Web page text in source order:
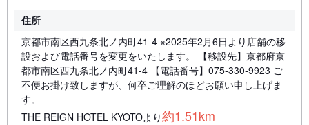
住所
京都市南区西九条北ノ内町41-4 ※2025年2月6日より店舗の移
設および電話番号を変更をいたします。 【移設先】京都府京
都市南区西九条北ノ内町41-4 【電話番号】075-330-9923 ご
不便お掛け致しますが、何卒ご理解のほどお願い申し上げま
す。
THE REIGN HOTEL KYOTOより約1.51km